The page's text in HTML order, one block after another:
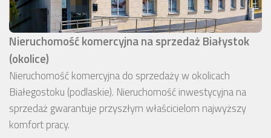
Nieruchomość komercyjna na sprzedaż Białystok
(okolice)
Nieruchomość komercyjna do sprzedaży w okolicach
Białegostoku (podlaskie). Nieruchomość inwestycyjna na
sprzedaż gwarantuje przyszłym właścicielom najwyższy
komfort pracy.